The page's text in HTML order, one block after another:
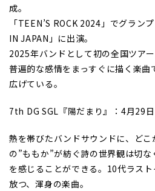
成。
「TEEN’S ROCK 2024」でグラン
IN JAPAN」に出演。
2025年バンドとして初の全国ツアー
普遍的な感情をまっすぐに描く楽曲
広げている。
7th DG SGL『陽だまり』：4月29
熱を帯びたバンドサウンドに、ど
の”ももか”が紡ぐ詩の世界観は切
を感じることができる。10代ラス
放つ、渾身の楽曲。